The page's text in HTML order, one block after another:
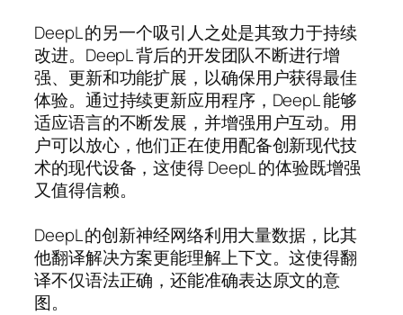
DeepL 的另一个吸引人之处是其致力于持续
改进。DeepL 背后的开发团队不断进行增
强、更新和功能扩展，以确保用户获得最佳
体验。通过持续更新应用程序，DeepL 能够
适应语言的不断发展，并增强用户互动。用
户可以放心，他们正在使用配备创新现代技
术的现代设备，这使得 DeepL 的体验既增强
又值得信赖。
DeepL 的创新神经网络利用大量数据，比其
他翻译解决方案更能理解上下文。这使得翻
译不仅语法正确，还能准确表达原文的意
图。